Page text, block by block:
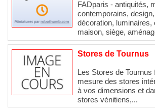
FADparis - antiquités,
contemporains,
décoration, luminaires,
maison, siège,
Stores de Tournus
Les Stores de Tournus
mesure des stores
à vos dimensions et
stores vénitiens,...